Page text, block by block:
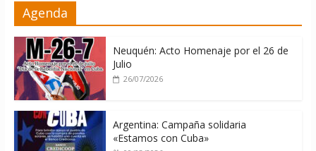
06/08/2026
Agenda
Neuquén: Acto Homenaje por el 26 de
Julio
26/07/2026
Argentina: Campaña solidaria
«Estamos con Cuba»